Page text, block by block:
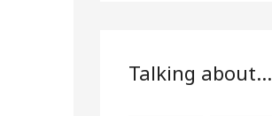
Talking about…